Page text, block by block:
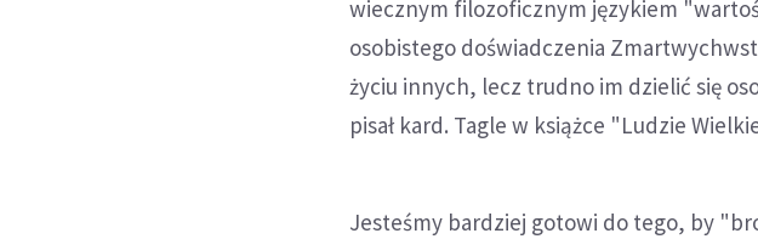
wiecznym filozoficznym językiem
osobistego doświadczenia
życiu innych, lecz trudno im dzielić się
pisał kard. Tagle w książce "Ludzie
Jesteśmy bardziej gotowi do tego, by